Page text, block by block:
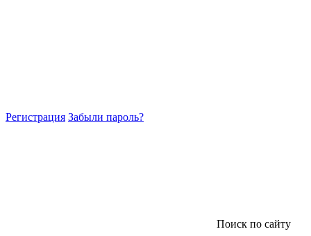
Регистрация Забыли пароль?
Поиск по сайту